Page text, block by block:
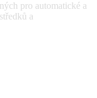
pro automatické a
a